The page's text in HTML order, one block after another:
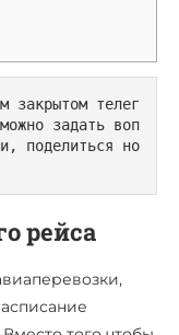
закрытом телег
задать воп
поделиться но
рейса